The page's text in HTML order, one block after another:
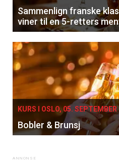
Sammenlign franske
viner til en 5-retters
KURS I OSLO, 05. SEPTEMBER
Bobler & Brunsj